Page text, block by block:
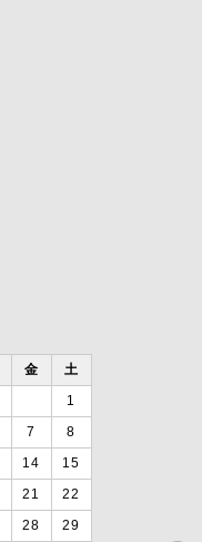
金
土
1
7
8
14
15
21
22
28
29